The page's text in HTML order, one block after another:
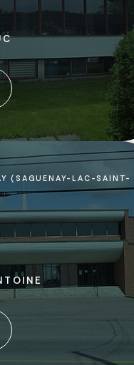
(SAGUENAY-LAC-SAINT-